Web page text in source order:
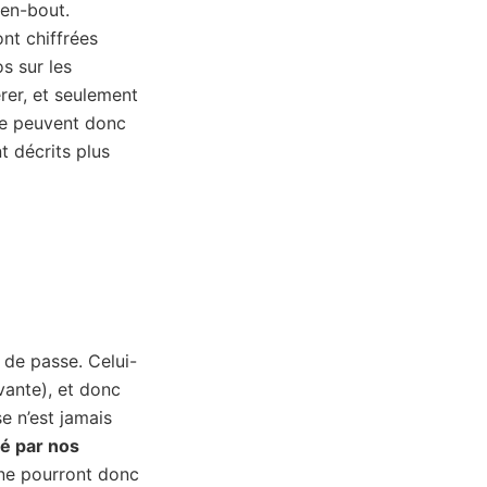
bout.
chiffrées
sur les
et seulement
peuvent donc
décrits plus
passe. Celui-
et donc
n’est jamais
par nos
pourront donc